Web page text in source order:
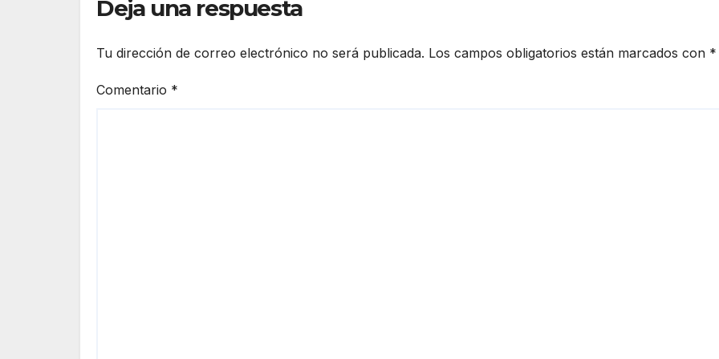
Deja una respuesta
Tu dirección de correo electrónico no será publicada. Los campos obligatorios están marcados con *
Comentario *